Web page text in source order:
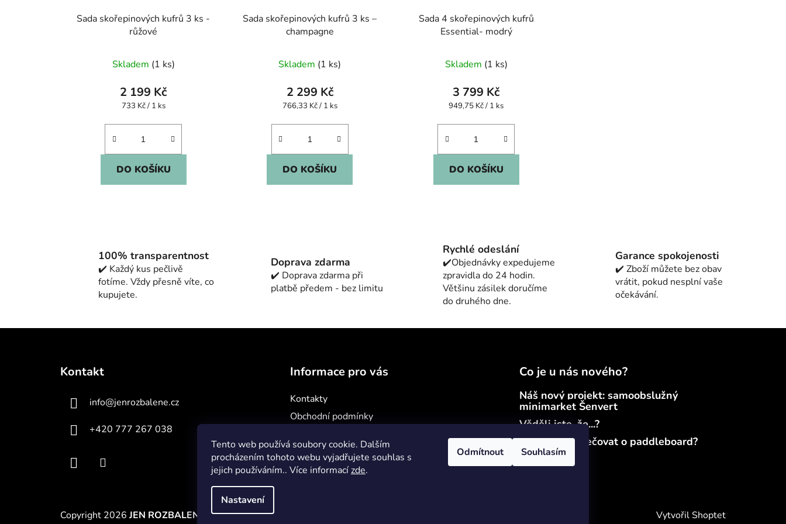
Tento web používá soubory cookie. Dalším
procházením tohoto webu vyjadřujete souhlas s
jejich používáním.. Více informacízde.
Nastavení
Odmítnout Souhlasím
Sada skořepinových kufrů 3 ks -
růžové
Skladem (1 ks)
2 199 Kč
Měrná
733 Kč / 1 ks
DO KOŠÍKU
Sada skořepinových kufrů 3 ks –
champagne
Skladem (1 ks)
2 299 Kč
Měrná
766,33 Kč / 1 ks
DO KOŠÍKU
Sada 4 skořepinových kufrů
Essential- modrý
Skladem (1 ks)
3 799 Kč
Měrná
949,75 Kč / 1 ks
DO KOŠÍKU
r
i
100% transparentnost
✔️ Každý kus pečlivě
fotíme. Vždy přesně víte, co
kupujete.
Doprava zdarma
✔️ Doprava zdarma při
platbě předem - bez limitu
Rychlé odeslání
✔️Objednávky expedujeme
zpravidla do 24 hodin.
Většinu zásilek doručíme
do druhého dne.
Garance spokojenosti
✔️ Zboží můžete bez obav
vrátit, pokud nesplní vaše
očekávání.
Kontakt
info@jenrozbalene.cz
+420 777 267 038
Informace pro vás
Kontakty
Obchodní podmínky
Jak nakupovat
Co je u nás nového?
Náš nový projekt: samoobslužný
minimarket Šenvert
Věděli jste, že...?
Jak správně pečovat o paddleboard?
Vytvořil Shoptet
Copyright 2026JEN ROZBALENÉ . Všechna práva vyhrazena.